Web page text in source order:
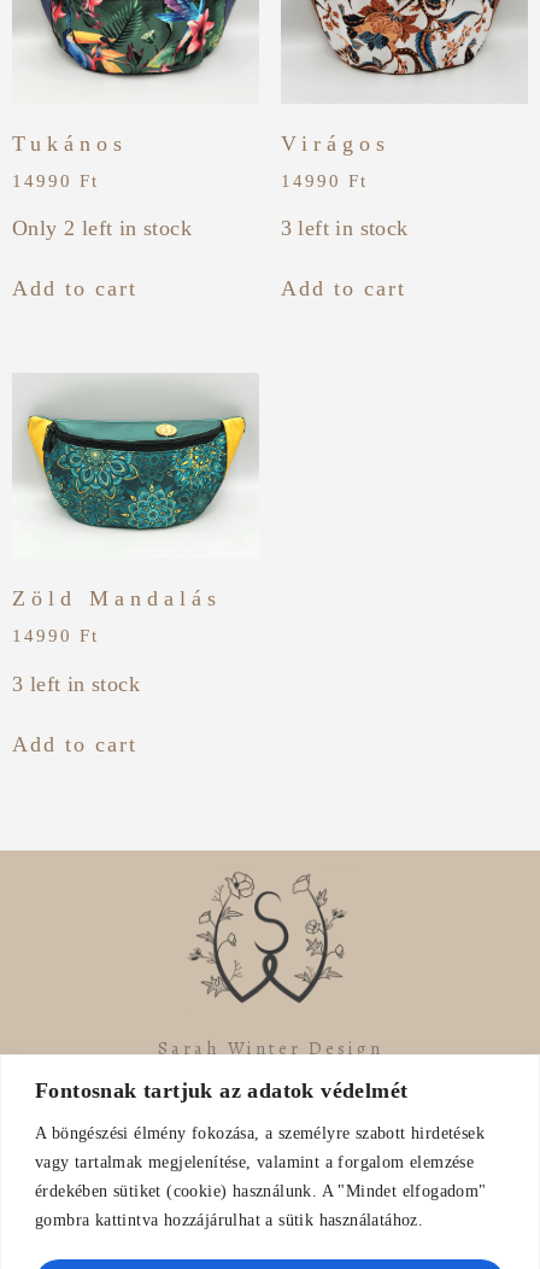
Fontosnak tartjuk az adatok védelmét
A böngészési élmény fokozása, a személyre szabott hirdetések
vagy tartalmak megjelenítése, valamint a forgalom elemzése
érdekében sütiket (cookie) használunk. A "Mindet elfogadom"
gombra kattintva hozzájárulhat a sütik használatához.
Tukános
14990 Ft
Only 2 left in stock
Add to cart
Virágos
14990 Ft
3 left in stock
Add to cart
Zöld Mandalás
14990 Ft
3 left in stock
Add to cart
Sarah Winter Design